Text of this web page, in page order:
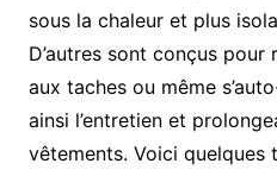
sous la chaleur et plus
D’autres sont conçus pour
aux taches ou même
ainsi l’entretien et
vêtements. Voici quelques